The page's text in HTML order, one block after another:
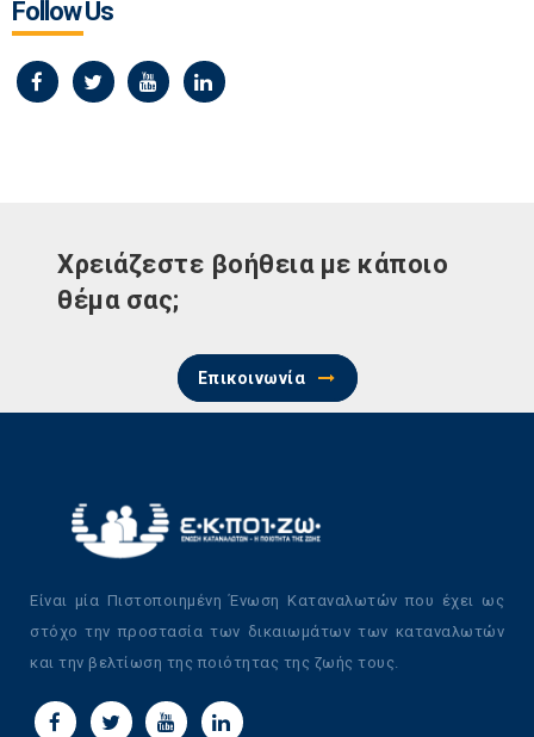
Follow Us
Χρειάζεστε βοήθεια με κάποιο
θέμα σας;
Επικοινωνία
Είναι μία Πιστοποιημένη Ένωση Καταναλωτών που έχει ως
στόχο την προστασία των δικαιωμάτων των καταναλωτών
και την βελτίωση της ποιότητας της ζωής τους.